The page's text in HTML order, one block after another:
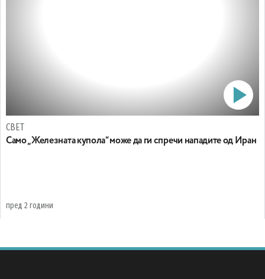
СВЕТ
Само „Железната купола“ може да ги спречи нападите од Иран
пред 2 години